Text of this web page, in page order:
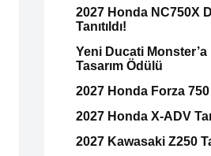
2027 Honda NC750X
Tanıtıldı!
Yeni Ducati Monster’a
Tasarım Ödülü
2027 Honda Forza 750
2027 Honda X-ADV
2027 Kawasaki Z250